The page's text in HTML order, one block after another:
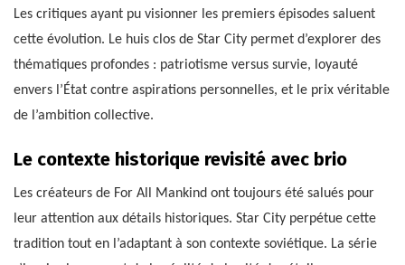
Les critiques ayant pu visionner les premiers épisodes saluent
cette évolution. Le huis clos de Star City permet d’explorer des
thématiques profondes : patriotisme versus survie, loyauté
envers l’État contre aspirations personnelles, et le prix véritable
de l’ambition collective.
Le contexte historique revisité avec brio
Les créateurs de For All Mankind ont toujours été salués pour
leur attention aux détails historiques. Star City perpétue cette
tradition tout en l’adaptant à son contexte soviétique. La série